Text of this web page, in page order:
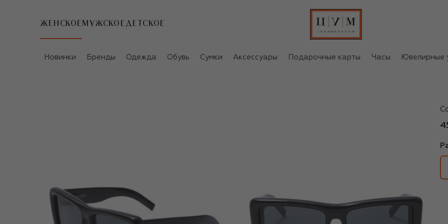
ЖЕНСКОЕ МУЖСКОЕ ДЕТСКОЕ
Новинки Бренды Одежда Обувь Сумки Аксессуары Подарочные карты Часы Ювелирные